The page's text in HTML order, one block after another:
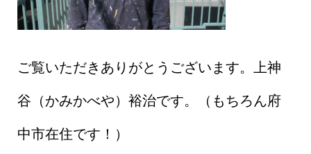
ご覧いただきありがとうございます。上神
谷（かみかべや）裕治です。（もちろん府
中市在住です！）